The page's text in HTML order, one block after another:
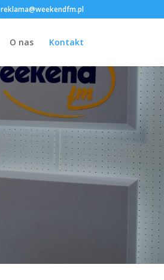
reklama@weekendfm.pl
O nas Kontakt